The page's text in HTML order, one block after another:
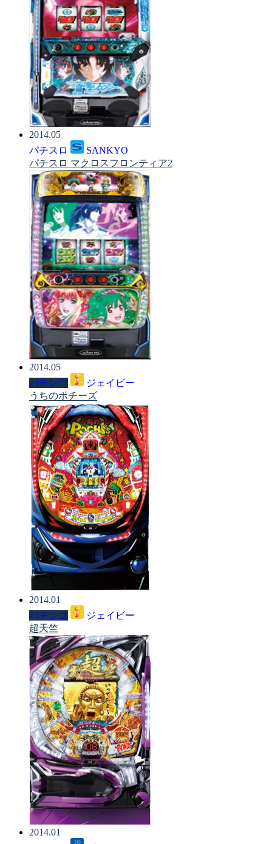
2014.05
パチスロ
SANKYO
パチスロ マクロスフロンティア2
2014.05
パチンコ
ジェイビー
うちのポチーズ
2014.01
パチンコ
ジェイビー
超天竺
2014.01